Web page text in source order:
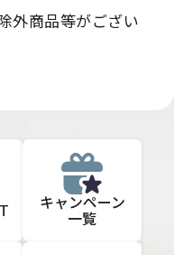
トを加算。最大で
外商品等がござい
クに。
キャンペーン
一覧